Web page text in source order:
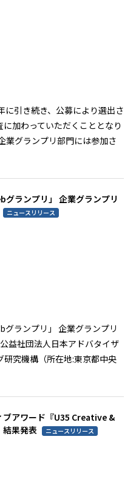
引き続き、公募により選出さ
加わっていただくこととなり
業グランプリ部門には参加さ
グランプリ」 企業グランプリ
ニュースリリース
ランプリ」 企業グランプリ
益社団法人日本アドバタイザ
研究機構（所在地:東京都中央
ブアワード『U35 Creative &
果発表
ニュースリリース